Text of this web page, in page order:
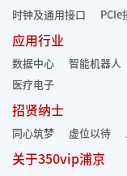
时钟及通用接口 PCIe
应用行业
数据中心 智能机器人
医疗电子
招贤纳士
同心筑梦 虚位以待
关于350vip浦京